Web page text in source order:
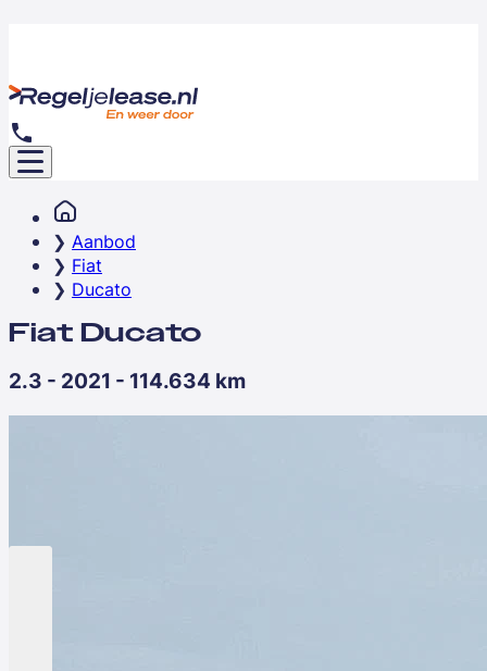
Aanbod
Fiat
Ducato
Fiat Ducato
2.3 - 2021 - 114.634 km